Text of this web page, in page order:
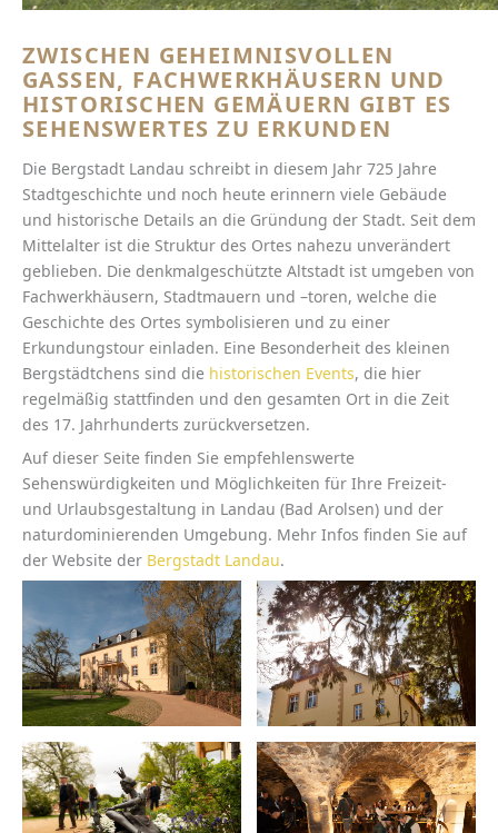
ZWISCHEN GEHEIMNISVOLLEN
GASSEN, FACHWERKHÄUSERN UND
HISTORISCHEN GEMÄUERN GIBT ES
SEHENSWERTES ZU ERKUNDEN
Die Bergstadt Landau schreibt in diesem Jahr 725 Jahre
Stadtgeschichte und noch heute erinnern viele Gebäude
und historische Details an die Gründung der Stadt. Seit dem
Mittelalter ist die Struktur des Ortes nahezu unverändert
geblieben. Die denkmalgeschützte Altstadt ist umgeben von
Fachwerkhäusern, Stadtmauern und –toren, welche die
Geschichte des Ortes symbolisieren und zu einer
Erkundungstour einladen. Eine Besonderheit des kleinen
Bergstädtchens sind die historischen Events, die hier
regelmäßig stattfinden und den gesamten Ort in die Zeit
des 17. Jahrhunderts zurückversetzen.
Auf dieser Seite finden Sie empfehlenswerte
Sehenswürdigkeiten und Möglichkeiten für Ihre Freizeit-
und Urlaubsgestaltung in Landau (Bad Arolsen) und der
naturdominierenden Umgebung. Mehr Infos finden Sie auf
der Website der Bergstadt Landau.